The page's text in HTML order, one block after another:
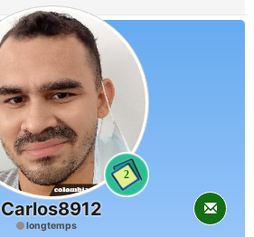
2
Carlos8912
longtemps